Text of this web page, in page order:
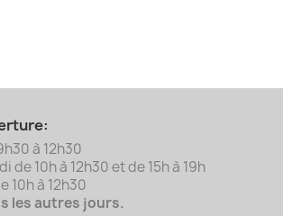
à 12h30
de 10h à 12h30 et de 15h à 19h
10h à 12h30
les autres jours.